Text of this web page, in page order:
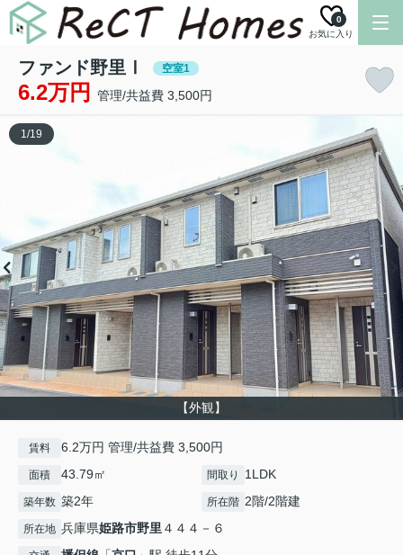
お気に入り
0
ファンド野里Ⅰ 空室1
6.2万円 管理/共益費 3,500円
【外観】
1/19
賃料 6.2万円 管理/共益費 3,500円
面積 43.79㎡ 間取り 1LDK
築年数 築2年 所在階 2階/2階建
所在地 兵庫県姫路市野里４４４－６